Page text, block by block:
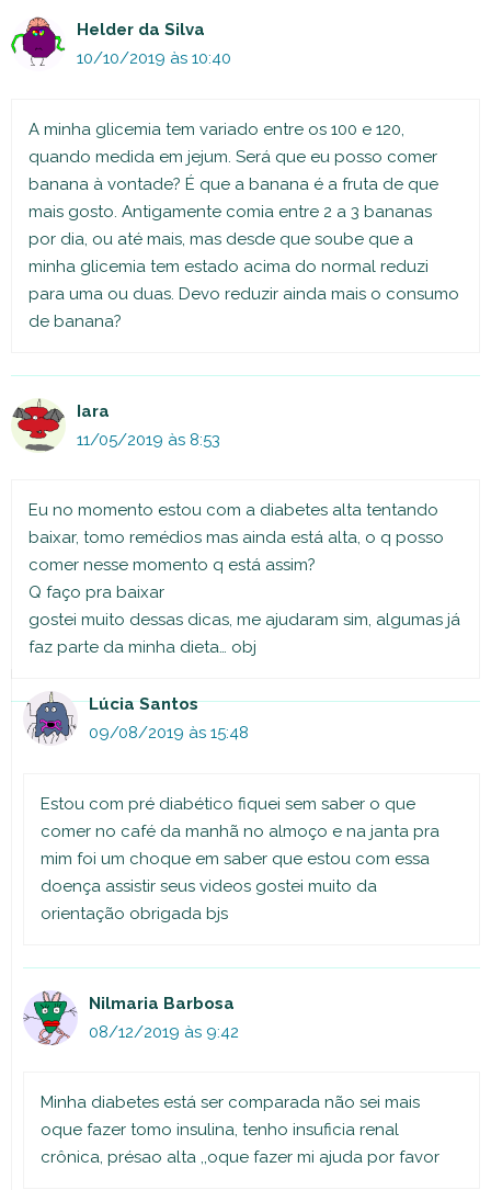
Helder da Silva
10/10/2019 às 10:40
A minha glicemia tem variado entre os 100 e 120,
quando medida em jejum. Será que eu posso comer
banana à vontade? É que a banana é a fruta de que
mais gosto. Antigamente comia entre 2 a 3 bananas
por dia, ou até mais, mas desde que soube que a
minha glicemia tem estado acima do normal reduzi
para uma ou duas. Devo reduzir ainda mais o consumo
de banana?
Iara
11/05/2019 às 8:53
Eu no momento estou com a diabetes alta tentando
baixar, tomo remédios mas ainda está alta, o q posso
comer nesse momento q está assim?
Q faço pra baixar
gostei muito dessas dicas, me ajudaram sim, algumas já
faz parte da minha dieta… obj
Lúcia Santos
09/08/2019 às 15:48
Estou com pré diabético fiquei sem saber o que
comer no café da manhã no almoço e na janta pra
mim foi um choque em saber que estou com essa
doença assistir seus videos gostei muito da
orientação obrigada bjs
Nilmaria Barbosa
08/12/2019 às 9:42
Minha diabetes está ser comparada não sei mais
oque fazer tomo insulina, tenho insuficia renal
crônica, présao alta ,,oque fazer mi ajuda por favor